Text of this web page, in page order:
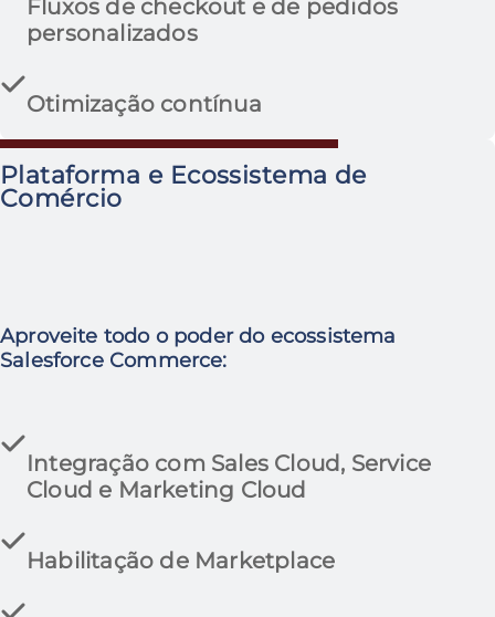
Fluxos de checkout e de pedidos
personalizados
Otimização contínua
Plataforma e Ecossistema de
Comércio
Aproveite todo o poder do ecossistema
Salesforce Commerce:
Integração com Sales Cloud, Service
Cloud e Marketing Cloud
Habilitação de Marketplace